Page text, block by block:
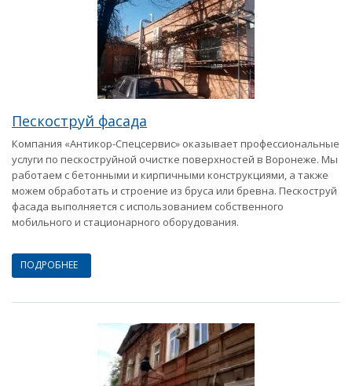
Пескоструй фасада
Компания «Антикор-Спецсервис» оказывает профессиональные
услуги по пескоструйной очистке поверхностей в Воронеже. Мы
работаем с бетонными и кирпичными конструкциями, а также
можем обработать и строение из бруса или бревна. Пескоструй
фасада выполняется с использованием собственного
мобильного и стационарного оборудования.
ПОДРОБНЕЕ